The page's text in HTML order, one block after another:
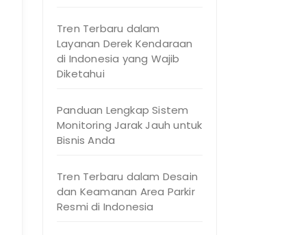
Tren Terbaru dalam
Layanan Derek Kendaraan
di Indonesia yang Wajib
Diketahui
Panduan Lengkap Sistem
Monitoring Jarak Jauh untuk
Bisnis Anda
Tren Terbaru dalam Desain
dan Keamanan Area Parkir
Resmi di Indonesia